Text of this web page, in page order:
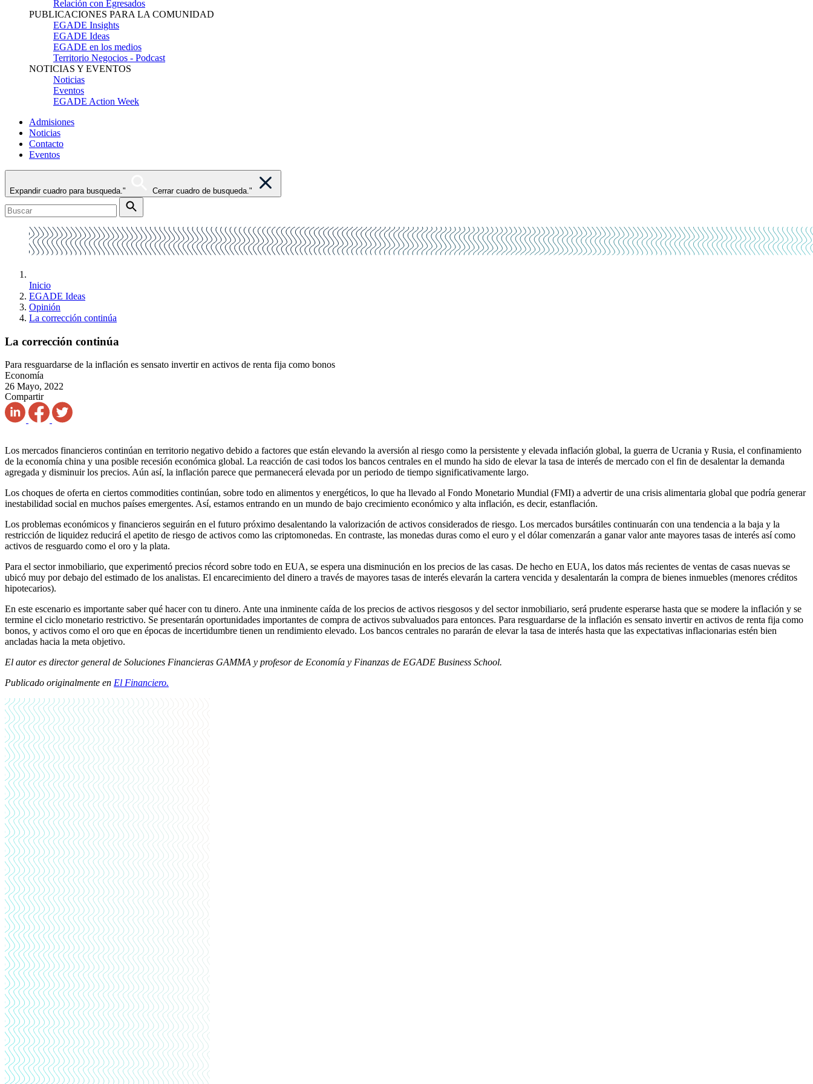
Relación con Egresados
PUBLICACIONES PARA LA COMUNIDAD
EGADE Insights
EGADE Ideas
EGADE en los medios
Territorio Negocios - Podcast
NOTICIAS Y EVENTOS
Noticias
Eventos
EGADE Action Week
Admisiones
Noticias
Contacto
Eventos
Expandir cuadro para busqueda." Cerrar cuadro de busqueda."
Inicio
EGADE Ideas
Opinión
La corrección continúa
La corrección continúa
Para resguardarse de la inflación es sensato invertir en activos de renta fija como bonos
Economía
26 Mayo, 2022
Compartir
Los mercados financieros continúan en territorio negativo debido a factores que están elevando la aversión al riesgo como la persistente y elevada inflación global, la guerra de Ucrania y Rusia, el confinamiento
de la economía china y una posible recesión económica global. La reacción de casi todos los bancos centrales en el mundo ha sido de elevar la tasa de interés de mercado con el fin de desalentar la demanda
agregada y disminuir los precios. Aún así, la inflación parece que permanecerá elevada por un periodo de tiempo significativamente largo.
Los choques de oferta en ciertos commodities continúan, sobre todo en alimentos y energéticos, lo que ha llevado al Fondo Monetario Mundial (FMI) a advertir de una crisis alimentaria global que podría generar
inestabilidad social en muchos países emergentes. Así, estamos entrando en un mundo de bajo crecimiento económico y alta inflación, es decir, estanflación.
Los problemas económicos y financieros seguirán en el futuro próximo desalentando la valorización de activos considerados de riesgo. Los mercados bursátiles continuarán con una tendencia a la baja y la
restricción de liquidez reducirá el apetito de riesgo de activos como las criptomonedas. En contraste, las monedas duras como el euro y el dólar comenzarán a ganar valor ante mayores tasas de interés así como
activos de resguardo como el oro y la plata.
Para el sector inmobiliario, que experimentó precios récord sobre todo en EUA, se espera una disminución en los precios de las casas. De hecho en EUA, los datos más recientes de ventas de casas nuevas se
ubicó muy por debajo del estimado de los analistas. El encarecimiento del dinero a través de mayores tasas de interés elevarán la cartera vencida y desalentarán la compra de bienes inmuebles (menores créditos
hipotecarios).
En este escenario es importante saber qué hacer con tu dinero. Ante una inminente caída de los precios de activos riesgosos y del sector inmobiliario, será prudente esperarse hasta que se modere la inflación y se
termine el ciclo monetario restrictivo. Se presentarán oportunidades importantes de compra de activos subvaluados para entonces. Para resguardarse de la inflación es sensato invertir en activos de renta fija como
bonos, y activos como el oro que en épocas de incertidumbre tienen un rendimiento elevado. Los bancos centrales no pararán de elevar la tasa de interés hasta que las expectativas inflacionarias estén bien
ancladas hacia la meta objetivo.
El autor es director general de Soluciones Financieras GAMMA y profesor de Economía y Finanzas de EGADE Business School.
Publicado originalmente en El Financiero.